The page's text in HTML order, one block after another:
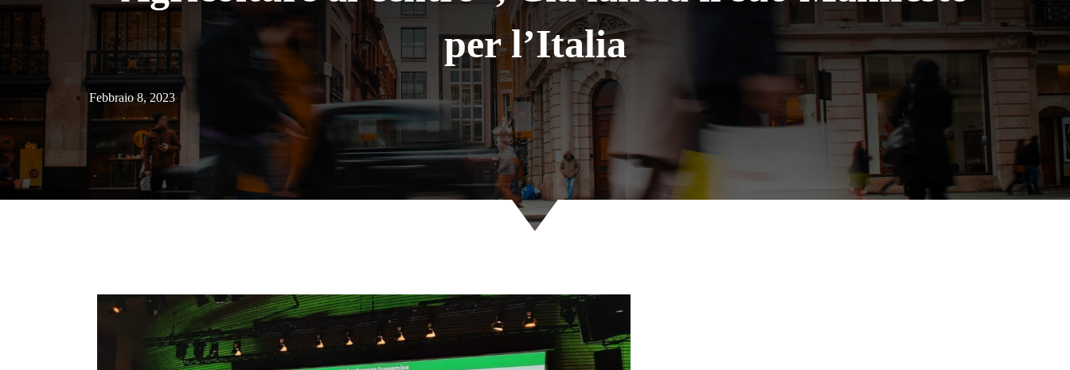
per l’Italia
Febbraio 8, 2023